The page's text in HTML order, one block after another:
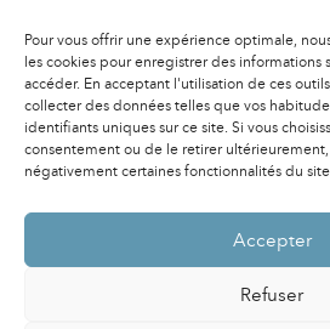
Pour vous offrir une expérience optimale,
les cookies pour enregistrer des informations
accéder. En acceptant l'utilisation de ces
collecter des données telles que vos
identifiants uniques sur ce site. Si vous
consentement ou de le retirer
négativement certaines fonctionnalités du
Accepter
Refuser
ACCESSIBILITÉ | AGENDA |
CONTACTS
PUBLICATIONS |